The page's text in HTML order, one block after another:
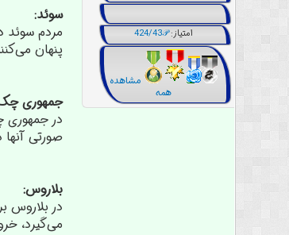
In God We Trust
امتیاز:424/43𝒫
مشاهده
همه
سوئد:
پنهان
جمهوری
در جمهوری
صورتی
بلاروس:
در بلاروس
می‌گیرد،